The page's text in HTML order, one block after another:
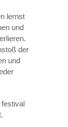
lernst
und
der
und